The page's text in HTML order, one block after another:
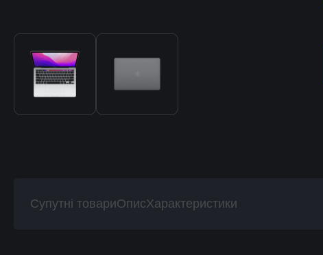
Супутні товариОписХарактеристики